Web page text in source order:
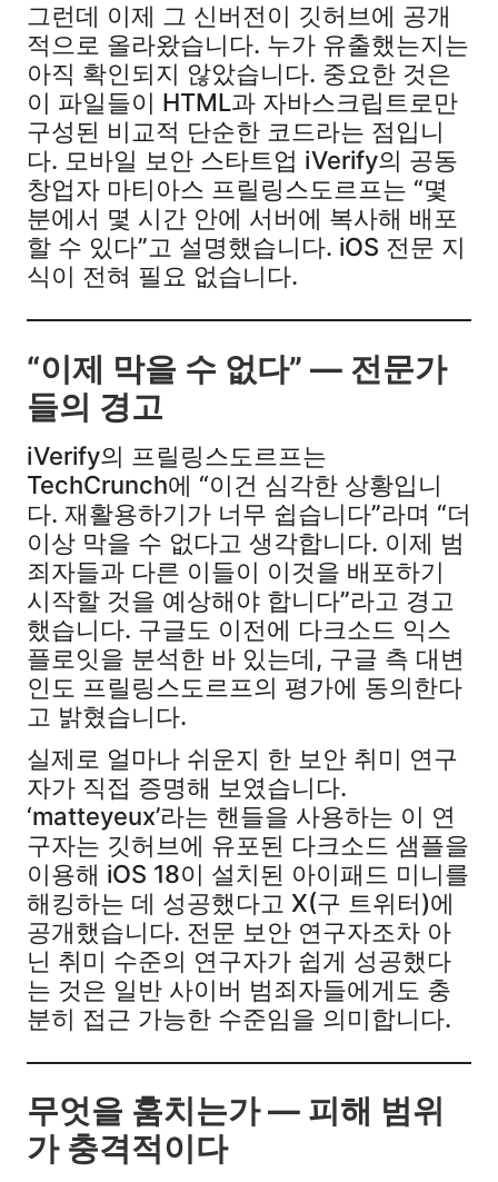
그런데 이제 그 신버전이 깃허브에 공개
적으로 올라왔습니다. 누가 유출했는지는
아직 확인되지 않았습니다. 중요한 것은
이 파일들이 HTML과 자바스크립트로만
구성된 비교적 단순한 코드라는 점입니
다. 모바일 보안 스타트업 iVerify의 공동
창업자 마티아스 프릴링스도르프는 “몇
분에서 몇 시간 안에 서버에 복사해 배포
할 수 있다”고 설명했습니다. iOS 전문 지
식이 전혀 필요 없습니다.
“이제 막을 수 없다” — 전문가
들의 경고
iVerify의 프릴링스도르프는
TechCrunch에 “이건 심각한 상황입니
다. 재활용하기가 너무 쉽습니다”라며 “더
이상 막을 수 없다고 생각합니다. 이제 범
죄자들과 다른 이들이 이것을 배포하기
시작할 것을 예상해야 합니다”라고 경고
했습니다. 구글도 이전에 다크소드 익스
플로잇을 분석한 바 있는데, 구글 측 대변
인도 프릴링스도르프의 평가에 동의한다
고 밝혔습니다.
실제로 얼마나 쉬운지 한 보안 취미 연구
자가 직접 증명해 보였습니다.
‘matteyeux’라는 핸들을 사용하는 이 연
구자는 깃허브에 유포된 다크소드 샘플을
이용해 iOS 18이 설치된 아이패드 미니를
해킹하는 데 성공했다고 X(구 트위터)에
공개했습니다. 전문 보안 연구자조차 아
닌 취미 수준의 연구자가 쉽게 성공했다
는 것은 일반 사이버 범죄자들에게도 충
분히 접근 가능한 수준임을 의미합니다.
무엇을 훔치는가 — 피해 범위
가 충격적이다